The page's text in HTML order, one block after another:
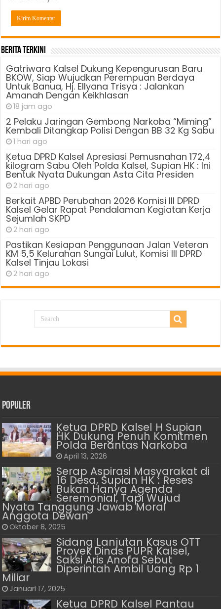
Berita Terkini
Gatriwara Kalsel Dukung Kepengurusan Baru
BKOW, Siap Wujudkan Perempuan Berdaya
Untuk Banua, Hj. Ellyana Trisya : Jalankan
Amanah Dengan Keikhlasan
18 jam ago
2 Pelaku Jaringan Gembong Narkoba “Miming”
Kembali Ditangkap Polisi Dengan BB 32 Kg Sabu
1 hari ago
Ķetua DPRD Kalsel Apresiasi Pemusnahan 172,4
kilogram Sabu Oleh Polda Kalsel, Supian HK : Ini
Bentuk Nyata Dukungan Asta Cita Presiden
2 hari ago
Berkait APBD Perubahan 2026 Komisi III DPRD
Kalsel Gelar Rapat Pendalaman Kegiatan Kerja
Sejumlah SKPD
2 hari ago
Pastikan Kesiapan Penggunaan Jalan Veteran
KM 5,5 Kelurahan Sungai Lulut, Komisi III DPRD
Kalsel Tinjau Lokasi
2 hari ago
Populer
Ķetua DPRD Kalsel H Supian
HK Dukung Penuh Komitmen
Polda Berantas Narkoba
April 13, 2026
Serap Aspirasi Masyarakat di
16 Desa, Supian HK : Reses
Bukan Hanya Agenda
Seremonial, Tapi Wujud
Nyata Tanggung Jawab Moral
Anggota Dewan
Oktober 8, 2025
Sidang Lanjutan Kasus OTT
Proyek Dinas PUPR Kalsel,
Saksi Aris Anofa Sebut
Diperintah Ambil Uang Rp 1
Miliar
Januari 17, 2025
Ketua DPRD Kalsel Pantau